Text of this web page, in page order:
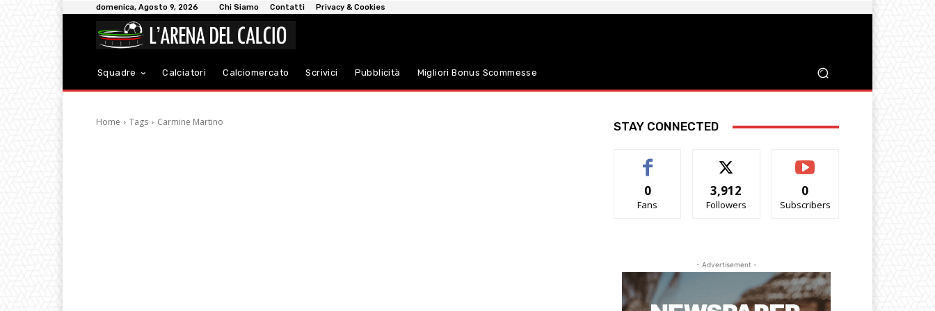
domenica, Agosto 9, 2026 Chi Siamo Contatti Privacy & Cookies
Squadre Calciatori Calciomercato Scrivici Pubblicità Migliori Bonus Scommesse
Home Tags Carmine Martino STAY CONNECTED
0
Fans
3,912
Followers
0
Subscribers
- Advertisement -